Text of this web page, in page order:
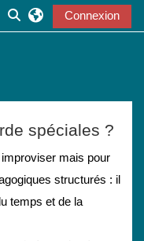
Activer/désactiver la
Connexion
spéciales ?
mais pour
structurés : il
temps et de la